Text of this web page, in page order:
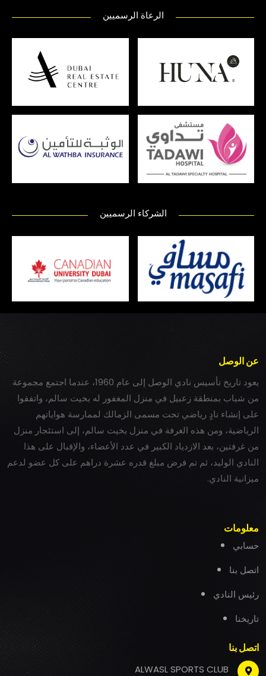
الرعاة الرسميين
الشركاء الرسميين
عن الوصل
يعود تاريخ تأسيس نادي الوصل إلى عام 1960، عندما اجتمع مجموعة
من شباب بمنطقة زعبيل في منزل المغفور له بخيت سالم، واتفقوا
على إنشاء نادٍ رياضي تحت مسمى الزمالك لممارسة هواياتهم
الرياضية، ومن هذه الغرفة في منزل بخيت سالم، إلى استئجار منزل
من غرفتين، بعد الازدياد الكبير في عدد الأعضاء، والإقبال على هذا
النادي الوليد، ثم تم فرض مبلغ قدره عشرة دراهم على كل عضو لدعم
ميزانية النادي.
معلومات
حسابي
اتصل بنا
رئيس النادي
تاريخنا
اتصل بنا
ALWASL SPORTS CLUB